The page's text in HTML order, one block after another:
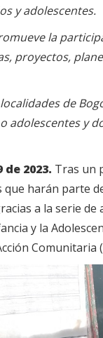
y adolescentes.
la
proyectos,
localidades de
adolescentes y
2023. Tras un
harán parte
a la serie
y la
Comunitaria